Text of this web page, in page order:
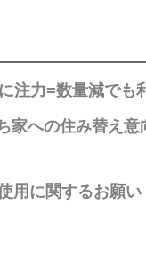
注力=数量減でも
家への住み替え
用に関するお願い